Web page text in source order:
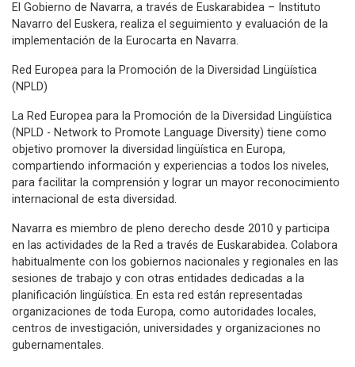
El Gobierno de Navarra, a través de Euskarabidea – Instituto
Navarro del Euskera, realiza el seguimiento y evaluación de la
implementación de la Eurocarta en Navarra.
Red Europea para la Promoción de la Diversidad Lingüística
(NPLD)
La Red Europea para la Promoción de la Diversidad Lingüística
(NPLD - Network to Promote Language Diversity) tiene como
objetivo promover la diversidad lingüística en Europa,
compartiendo información y experiencias a todos los niveles,
para facilitar la comprensión y lograr un mayor reconocimiento
internacional de esta diversidad.
Navarra es miembro de pleno derecho desde 2010 y participa
en las actividades de la Red a través de Euskarabidea. Colabora
habitualmente con los gobiernos nacionales y regionales en las
sesiones de trabajo y con otras entidades dedicadas a la
planificación lingüística. En esta red están representadas
organizaciones de toda Europa, como autoridades locales,
centros de investigación, universidades y organizaciones no
gubernamentales.